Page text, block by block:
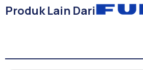
Produk Lain Dari